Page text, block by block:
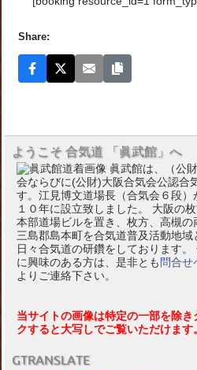
Share:
ようこそ 合気道 「眞武館」へ
眞武館は、（公
会ならびに(公財)大阪合気会公認合
す。江見博文道場長（合気会６段）
１０年に設立致しました。 大阪の
本部道場ビルを置き、枚方、高槻の
三島郡島本町を合気道普及活動地域
日々合気道の研鑽をしております。
に興味のある方は、是非とも 問合せ
よりご連絡下さい。
当サイトの画像は特定の一部を除き
クすると大写しでご覧いただけます。
GTRANSLATE